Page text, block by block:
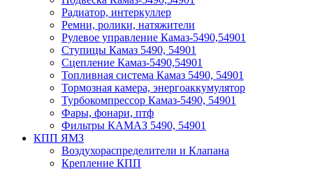
Радиатор, интеркуллер
Ремни, ролики, натяжители
Рулевое управление Камаз-5490,54901
Ступицы Камаз 5490, 54901
Сцепление Камаз-5490,54901
Топливная система Камаз 5490, 54901
Тормозная камера, энергоаккумулятор
Турбокомпрессор Камаз-5490, 54901
Фары, фонари, птф
Фильтры КАМАЗ 5490, 54901
КПП ЯМЗ
Воздухораспределители и Клапана
Крепление КПП